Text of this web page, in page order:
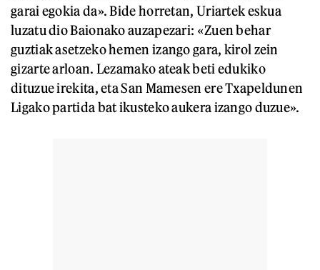
garai egokia da». Bide horretan, Uriartek eskua
luzatu dio Baionako auzapezari: «Zuen behar
guztiak asetzeko hemen izango gara, kirol zein
gizarte arloan. Lezamako ateak beti edukiko
dituzue irekita, eta San Mamesen ere Txapeldunen
Ligako partida bat ikusteko aukera izango duzue».